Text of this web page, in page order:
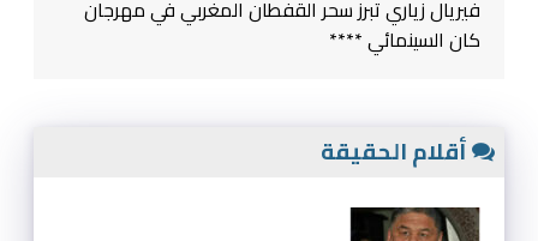
فيريال زياري تبرز سحر القفطان المغربي في مهرجان
كان السينمائي ****
أقلام الحقيقة